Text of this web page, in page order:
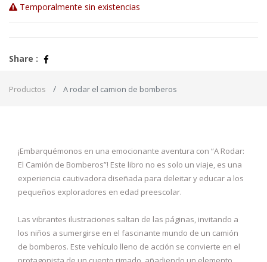
Temporalmente sin existencias
Share :
Productos A rodar el camion de bomberos
¡Embarquémonos en una emocionante aventura con “A Rodar:
El Camión de Bomberos”! Este libro no es solo un viaje, es una
experiencia cautivadora diseñada para deleitar y educar a los
pequeños exploradores en edad preescolar.
Las vibrantes ilustraciones saltan de las páginas, invitando a
los niños a sumergirse en el fascinante mundo de un camión
de bomberos. Este vehículo lleno de acción se convierte en el